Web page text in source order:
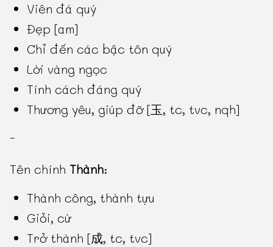
Viên đá quý
Đẹp [am]
Chỉ đến các bậc tôn quý
Lời vàng ngọc
Tính cách đáng quý
Thương yêu, giúp đỡ [玉, tc, tvc, nqh]
-
Tên chính Thành:
Thành công, thành tựu
Giỏi, cừ
Trở thành [成, tc, tvc]